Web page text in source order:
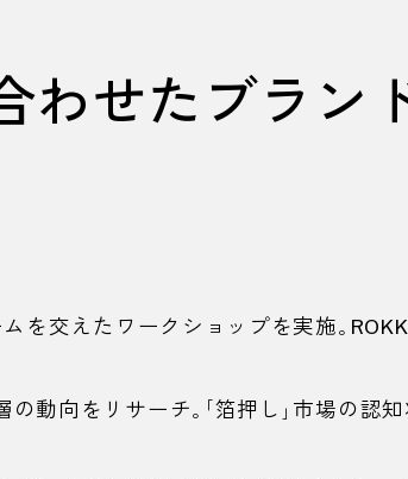
わせたブラン
を交えたワークショップを実施。
動向をリサーチ。「箔押し」市場の認